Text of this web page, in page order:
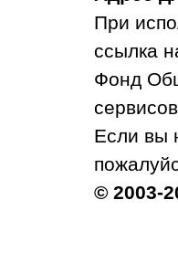
При
ссылка
Фонд
Если вы
© 2003-